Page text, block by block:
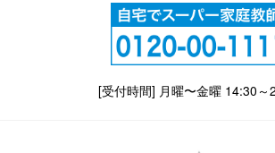
[受付時間] 月曜〜金曜 14:30～